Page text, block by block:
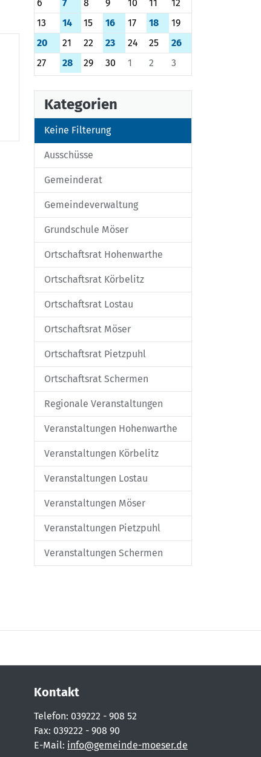
6
7 8 9 10 11
12
13
14 15 16 17 18
19
20
21 22 23 24 25
26
27
28 29 30 1 2 3
Kategorien
Keine Filterung
Ausschüsse
Gemeinderat
Gemeindeverwaltung
Grundschule Möser
Ortschaftsrat Hohenwarthe
Ortschaftsrat Körbelitz
Ortschaftsrat Lostau
Ortschaftsrat Möser
Ortschaftsrat Pietzpuhl
Ortschaftsrat Schermen
Regionale Veranstaltungen
Veranstaltungen Hohenwarthe
Veranstaltungen Körbelitz
Veranstaltungen Lostau
Veranstaltungen Möser
Veranstaltungen Pietzpuhl
Veranstaltungen Schermen
Kontakt
Telefon: 039222 - 908 52
Fax: 039222 - 908 90
E-Mail: info@gemeinde-moeser.de